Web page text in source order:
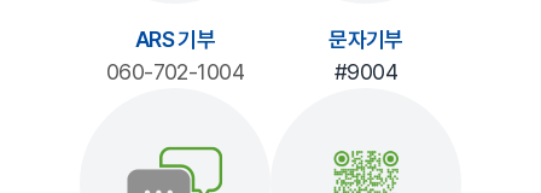
ARS 기부
060-702-1004
문자기부
#9004